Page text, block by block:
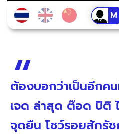
ต้องบอกว่าเป็นอีกค
เจด ล่าสุด ต๊อด ปิติ
จุดยืน โชว์รอยสักรั